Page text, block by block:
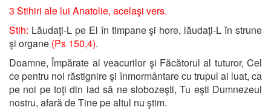
3 Stihiri ale lui Anatolie, acelaşi vers.
Stih: Lăudaţi-L pe El în timpane şi hore, lăudaţi-L în strune
şi organe (Ps 150,4).
Doamne, Împărate al veacurilor şi Făcătorul al tuturor, Cel
ce pentru noi răstignire şi înmormântare cu trupul ai luat, ca
pe noi pe toţi din iad să ne slobozeşti, Tu eşti Dumnezeul
nostru, afară de Tine pe altul nu ştim.